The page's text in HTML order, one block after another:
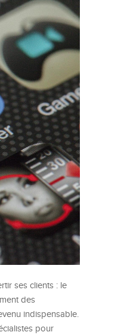
ses clients : le
des
indispensable.
pour